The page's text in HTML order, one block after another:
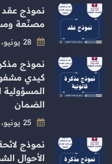
نموذج عقد
مصنّعة
نموذج
كيدي
المسؤولية
الضمان
نموذج
الأحوال